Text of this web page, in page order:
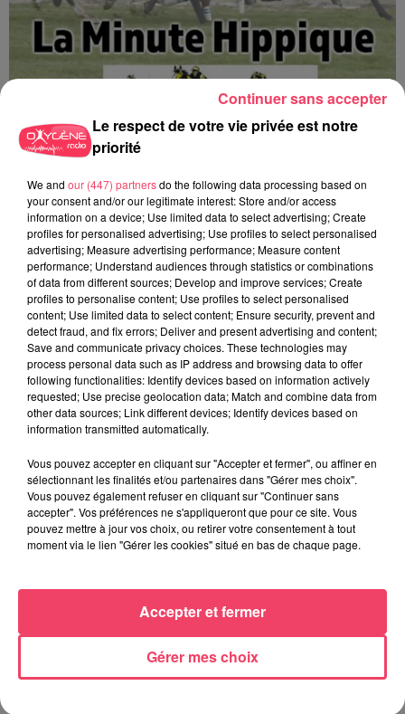
La minute Hippique - 07 08 2026
La minute Hippique - 06 08 2026
Le respect de votre vie privée est notre
priorité
We and our (447) partnersdo the following data processing based on
your consent and/or our legitimate interest: Store and/or access
information on a device; Use limited data to select advertising; Create
profiles for personalised advertising; Use profiles to select personalised
advertising; Measure advertising performance; Measure content
performance; Understand audiences through statistics or combinations
of data from different sources; Develop and improve services; Create
profiles to personalise content; Use profiles to select personalised
content; Use limited data to select content; Ensure security, prevent and
detect fraud, and fix errors; Deliver and present advertising and content;
Save and communicate privacy choices. These technologies may
process personal data such as IP address and browsing data to offer
following functionalities: Identify devices based on information actively
requested; Use precise geolocation data; Match and combine data from
other data sources; Link different devices; Identify devices based on
information transmitted automatically.
Vous pouvez accepter en cliquant sur "Accepter et fermer", ou affiner en
sélectionnant les finalités et/ou partenaires dans "Gérer mes choix".
Vous pouvez également refuser en cliquant sur "Continuer sans
accepter". Vos préférences ne s'appliqueront que pour ce site. Vous
pouvez mettre à jour vos choix, ou retirer votre consentement à tout
moment via le lien "Gérer les cookies" situé en bas de chaque page.
Gérer mes choix
Accepter et fermer
Continuer sans accepter